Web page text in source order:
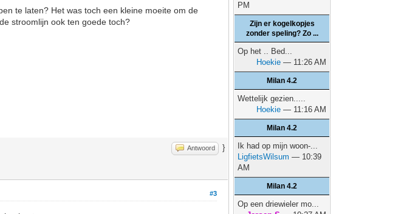
te laten? Het was toch een kleine moeite om de
stroomlijn ook ten goede toch?
Antwoord }
#3
PM
Zijn er kogelkopjes
zonder speling? Zo ...
Op het .. Bed...
Hoekie — 11:26 AM
Milan 4.2
Wettelijk gezien.....
Hoekie — 11:16 AM
Milan 4.2
Ik had op mijn woon-...
LigfietsWilsum — 10:39
AM
Milan 4.2
Op een driewieler mo...